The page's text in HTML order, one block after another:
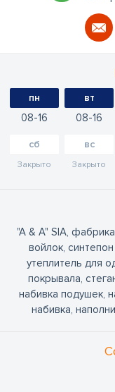
пн
08 16
вт
08 16
сб
Закрыто
вс
Закрыто
"A & A" SIA,
войлок,
утеплитель для
покрывала,
набивка подушек,
набивка,